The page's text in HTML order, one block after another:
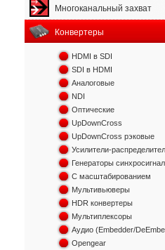
Многоканальный захват
Конвертеры
HDMI в SDI
SDI в HDMI
Аналоговые
NDI
Оптические
UpDownCross
UpDownCross рэковые
Усилители-
Генераторы
С масштабированием
Мультивьюверы
HDR конвертеры
Мультиплексоры
Аудио (Embedder/
Opengear